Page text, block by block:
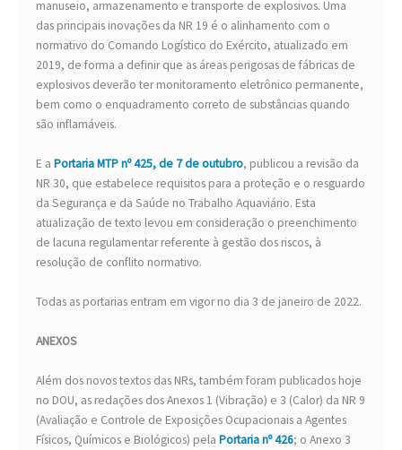
manuseio, armazenamento e transporte de explosivos. Uma
das principais inovações da NR 19 é o alinhamento com o
normativo do Comando Logístico do Exército, atualizado em
2019, de forma a definir que as áreas perigosas de fábricas de
explosivos deverão ter monitoramento eletrônico permanente,
bem como o enquadramento correto de substâncias quando
são inflamáveis.
E a Portaria MTP nº 425, de 7 de outubro, publicou a revisão da
NR 30, que estabelece requisitos para a proteção e o resguardo
da Segurança e da Saúde no Trabalho Aquaviário. Esta
atualização de texto levou em consideração o preenchimento
de lacuna regulamentar referente à gestão dos riscos, à
resolução de conflito normativo.
Todas as portarias entram em vigor no dia 3 de janeiro de 2022.
ANEXOS
Além dos novos textos das NRs, também foram publicados hoje
no DOU, as redações dos Anexos 1 (Vibração) e 3 (Calor) da NR 9
(Avaliação e Controle de Exposições Ocupacionais a Agentes
Físicos, Químicos e Biológicos) pela Portaria nº 426; o Anexo 3